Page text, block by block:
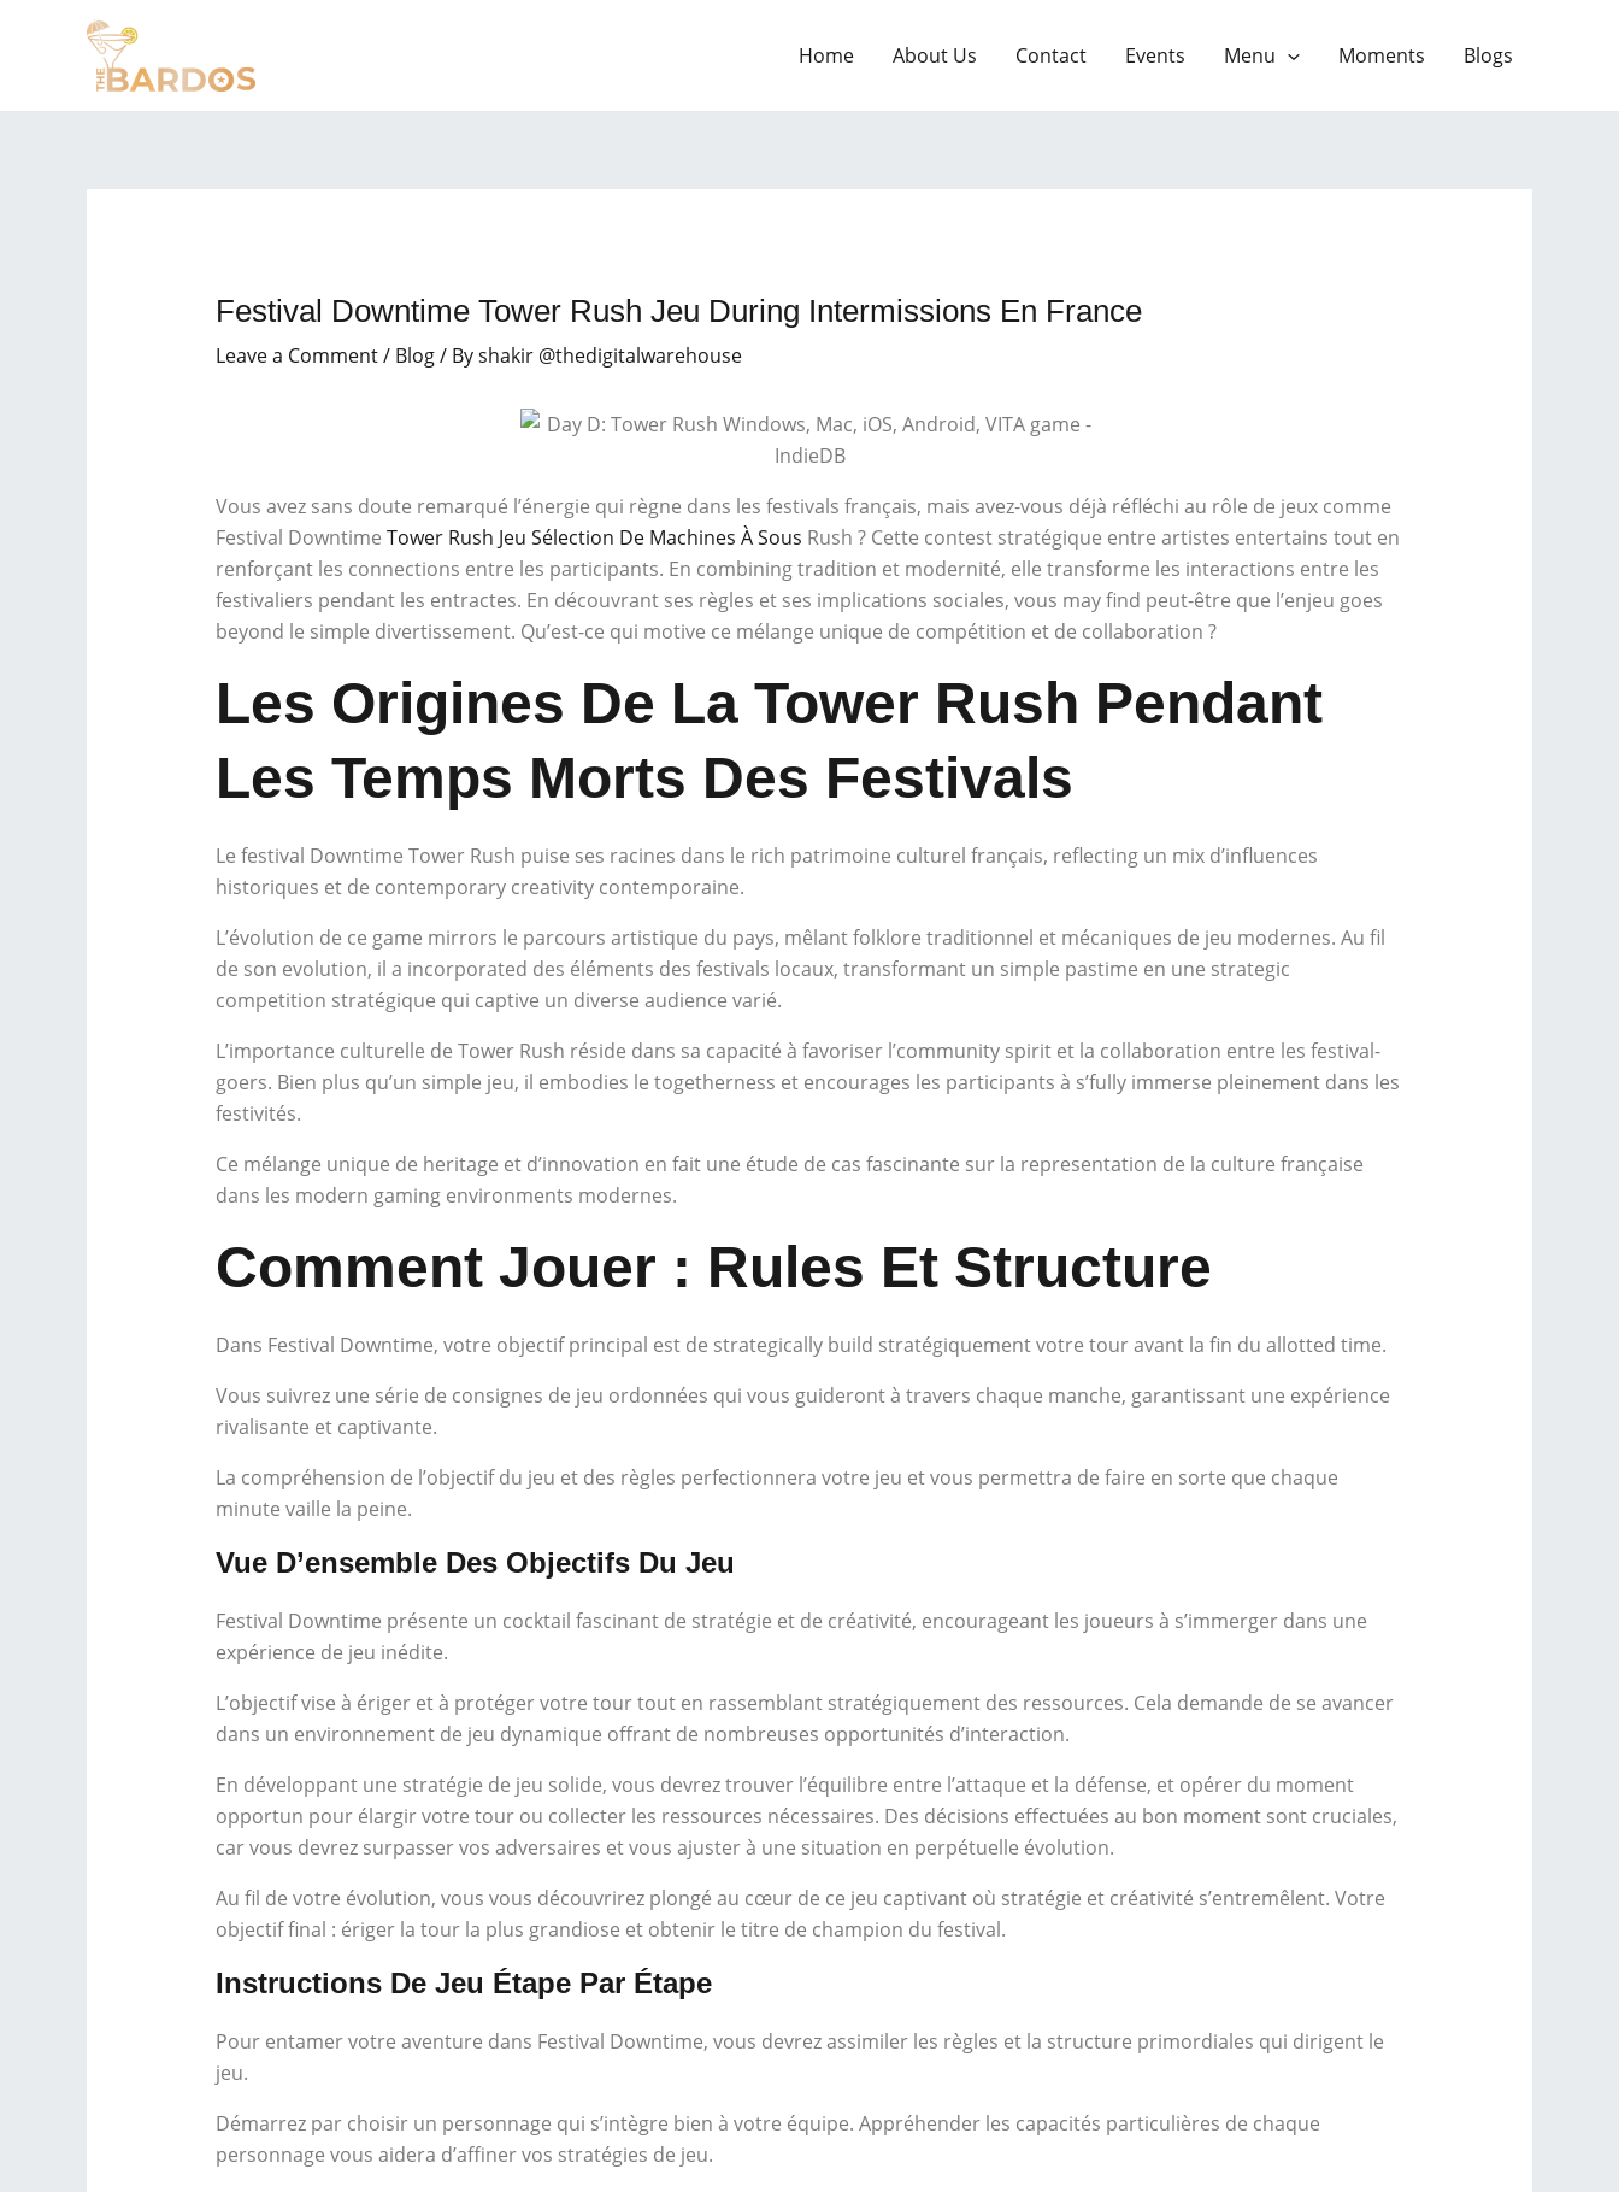
Home About Us Contact Events Menu Moments Blogs
Festival Downtime Tower Rush Jeu During Intermissions En France
Leave a Comment/ Blog/ Byshakir @thedigitalwarehouse
Vous avez sans doute remarqué l’énergie qui règne dans les festivals français, mais avez-vous déjà réfléchi au rôle de jeux comme
Festival Downtime Tower Rush Jeu Sélection De Machines À Sous Rush ? Cette contest stratégique entre artistes entertains tout en
renforçant les connections entre les participants. En combining tradition et modernité, elle transforme les interactions entre les
festivaliers pendant les entractes. En découvrant ses règles et ses implications sociales, vous may find peut-être que l’enjeu goes
beyond le simple divertissement. Qu’est-ce qui motive ce mélange unique de compétition et de collaboration ?
Les Origines De La Tower Rush Pendant
Les Temps Morts Des Festivals
Le festival Downtime Tower Rush puise ses racines dans le rich patrimoine culturel français, reflecting un mix d’influences
historiques et de contemporary creativity contemporaine.
L’évolution de ce game mirrors le parcours artistique du pays, mêlant folklore traditionnel et mécaniques de jeu modernes. Au fil
de son evolution, il a incorporated des éléments des festivals locaux, transformant un simple pastime en une strategic
competition stratégique qui captive un diverse audience varié.
L’importance culturelle de Tower Rush réside dans sa capacité à favoriser l’community spirit et la collaboration entre les festival-
goers. Bien plus qu’un simple jeu, il embodies le togetherness et encourages les participants à s’fully immerse pleinement dans les
festivités.
Ce mélange unique de heritage et d’innovation en fait une étude de cas fascinante sur la representation de la culture française
dans les modern gaming environments modernes.
Comment Jouer : Rules Et Structure
Dans Festival Downtime, votre objectif principal est de strategically build stratégiquement votre tour avant la fin du allotted time.
Vous suivrez une série de consignes de jeu ordonnées qui vous guideront à travers chaque manche, garantissant une expérience
rivalisante et captivante.
La compréhension de l’objectif du jeu et des règles perfectionnera votre jeu et vous permettra de faire en sorte que chaque
minute vaille la peine.
Vue D’ensemble Des Objectifs Du Jeu
Festival Downtime présente un cocktail fascinant de stratégie et de créativité, encourageant les joueurs à s’immerger dans une
expérience de jeu inédite.
L’objectif vise à ériger et à protéger votre tour tout en rassemblant stratégiquement des ressources. Cela demande de se avancer
dans un environnement de jeu dynamique offrant de nombreuses opportunités d’interaction.
En développant une stratégie de jeu solide, vous devrez trouver l’équilibre entre l’attaque et la défense, et opérer du moment
opportun pour élargir votre tour ou collecter les ressources nécessaires. Des décisions effectuées au bon moment sont cruciales,
car vous devrez surpasser vos adversaires et vous ajuster à une situation en perpétuelle évolution.
Au fil de votre évolution, vous vous découvrirez plongé au cœur de ce jeu captivant où stratégie et créativité s’entremêlent. Votre
objectif final : ériger la tour la plus grandiose et obtenir le titre de champion du festival.
Instructions De Jeu Étape Par Étape
Pour entamer votre aventure dans Festival Downtime, vous devrez assimiler les règles et la structure primordiales qui dirigent le
jeu.
Démarrez par choisir un personnage qui s’intègre bien à votre équipe. Appréhender les capacités particulières de chaque
personnage vous aidera d’affiner vos stratégies de jeu.
Post
navigation